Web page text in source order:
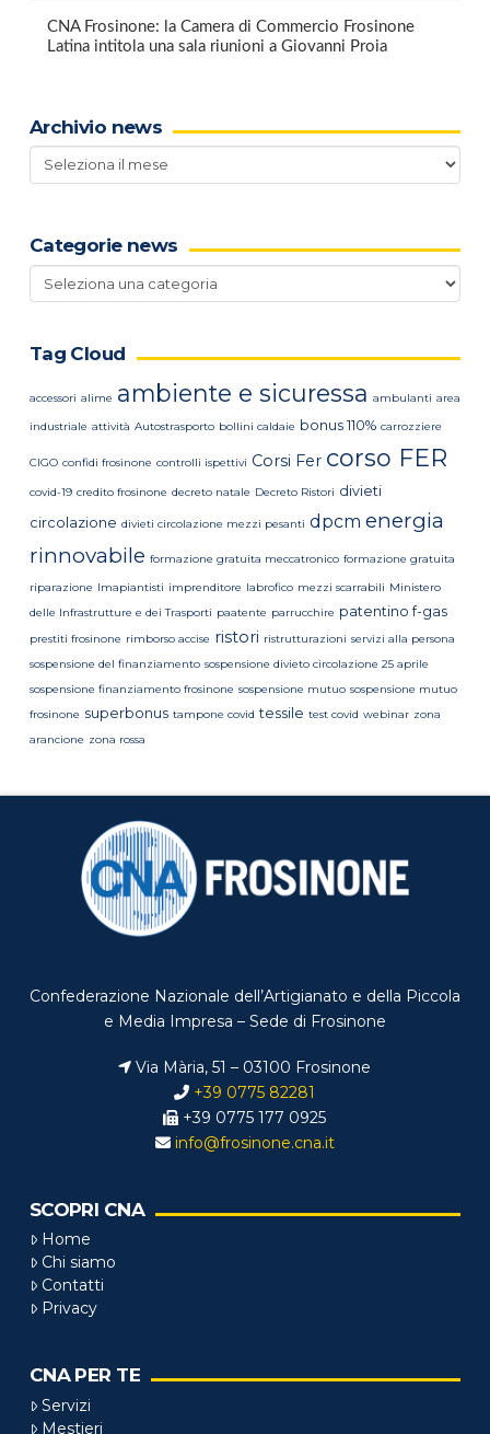
CNA Frosinone: la Camera di Commercio Frosinone
Latina intitola una sala riunioni a Giovanni Proia
Archivio news
Archivio
news
Categorie news
Categorie
news
Tag Cloud
accessori alime ambiente e sicuressa ambulanti area
industriale attività Autostrasporto bollini caldaie bonus 110% carrozziere
CIGO confidi frosinone controlli ispettivi Corsi Fer corso FER
covid-19 credito frosinone decreto natale Decreto Ristori divieti
circolazione divieti circolazione mezzi pesanti dpcm energia
rinnovabile formazione gratuita meccatronico formazione gratuita
riparazione Imapiantisti imprenditore labrofico mezzi scarrabili Ministero
delle Infrastrutture e dei Trasporti paatente parrucchire patentino f-gas
prestiti frosinone rimborso accise ristori ristrutturazioni servizi alla persona
sospensione del finanziamento sospensione divieto circolazione 25 aprile
sospensione finanziamento frosinone sospensione mutuo sospensione mutuo
frosinone superbonus tampone covid tessile test covid webinar zona
arancione zona rossa
Confederazione Nazionale dell’Artigianato e della Piccola
e Media Impresa – Sede di Frosinone
Via Mària, 51 – 03100 Frosinone
+39 0775 82281
+39 0775 177 0925
info@frosinone.cna.it
SCOPRI CNA
Home
Chi siamo
Contatti
Privacy
CNA PER TE
Servizi
Mestieri